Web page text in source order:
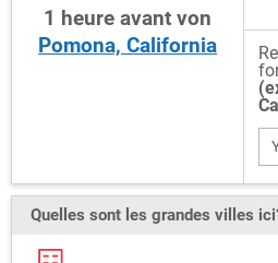
1 heure avant von
Pomona, California
Quelles sont les grandes villes